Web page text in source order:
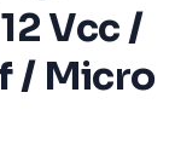
Vcc /
/ Micro